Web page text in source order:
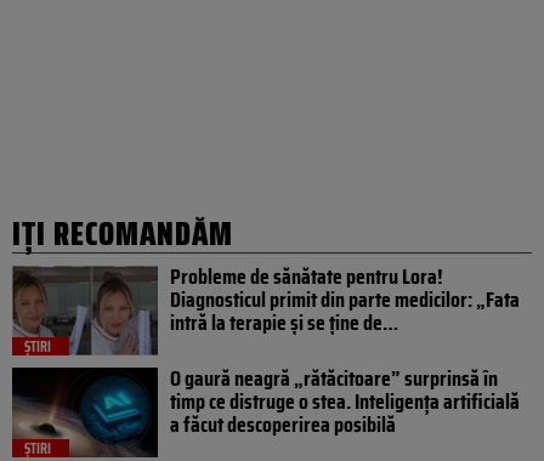
IȚI RECOMANDĂM
ȘTIRI
Probleme de sănătate pentru Lora!
Diagnosticul primit din parte medicilor: „Fata
intră la terapie și se ține de…
ȘTIRI
O gaură neagră „rătăcitoare” surprinsă în
timp ce distruge o stea. Inteligența artificială
a făcut descoperirea posibilă